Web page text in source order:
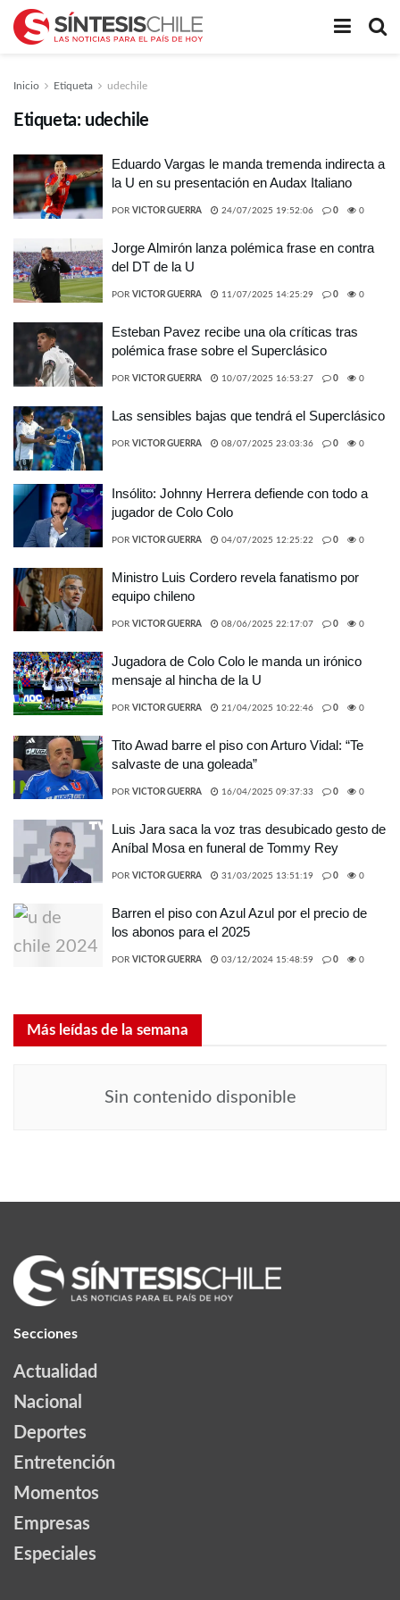
Inicio Etiqueta udechile
Etiqueta: udechile
Eduardo Vargas le manda tremenda indirecta a
la U en su presentación en Audax Italiano
POR VICTOR GUERRA 24/07/2025 19:52:06 0 0
Jorge Almirón lanza polémica frase en contra
del DT de la U
POR VICTOR GUERRA 11/07/2025 14:25:29 0 0
Esteban Pavez recibe una ola críticas tras
polémica frase sobre el Superclásico
POR VICTOR GUERRA 10/07/2025 16:53:27 0 0
Las sensibles bajas que tendrá el Superclásico
POR VICTOR GUERRA 08/07/2025 23:03:36 0 0
Insólito: Johnny Herrera defiende con todo a
jugador de Colo Colo
POR VICTOR GUERRA 04/07/2025 12:25:22 0 0
Ministro Luis Cordero revela fanatismo por
equipo chileno
POR VICTOR GUERRA 08/06/2025 22:17:07 0 0
Jugadora de Colo Colo le manda un irónico
mensaje al hincha de la U
POR VICTOR GUERRA 21/04/2025 10:22:46 0 0
Tito Awad barre el piso con Arturo Vidal: “Te
salvaste de una goleada”
POR VICTOR GUERRA 16/04/2025 09:37:33 0 0
Luis Jara saca la voz tras desubicado gesto de
Aníbal Mosa en funeral de Tommy Rey
POR VICTOR GUERRA 31/03/2025 13:51:19 0 0
Barren el piso con Azul Azul por el precio de
los abonos para el 2025
POR VICTOR GUERRA 03/12/2024 15:48:59 0 0
Más leídas de la semana
Sin contenido disponible
Secciones
Actualidad
Nacional
Deportes
Entretención
Momentos
Empresas
Especiales